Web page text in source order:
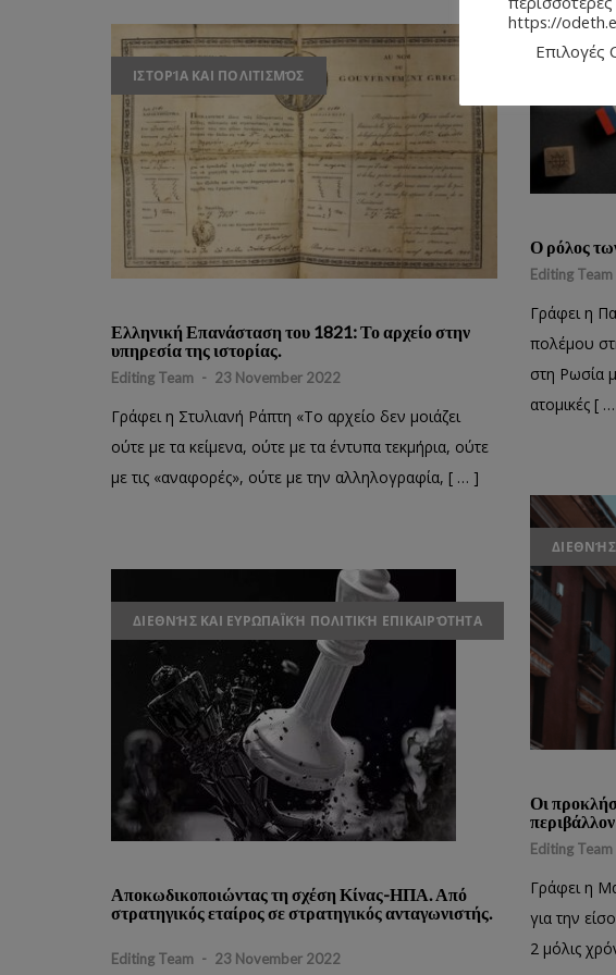
Ο ρόλος
Editing Team
Γράφει η
πολέμου
στη Ρωσία
ατομικές [
ΙΣΤΟΡΊΑ ΚΑΙ ΠΟΛΙΤΙΣΜΌΣ
Ελληνική Επανάσταση του 1821: Το αρχείο στην
υπηρεσία της ιστορίας.
Editing Team - 23 November 2022
Γράφει η Στυλιανή Ράπτη «Το αρχείο δεν μοιάζει
ούτε με τα κείμενα, ούτε με τα έντυπα τεκμήρια, ούτε
με τις «αναφορές», ούτε με την αλληλογραφία, [ … ]
ΔΙΕΘΝΉΣ
Οι
περιβάλλον
Editing Team
Γράφει η
για την
2 μόλις
ΔΙΕΘΝΉΣ ΚΑΙ ΕΥΡΩΠΑΪΚΉ ΠΟΛΙΤΙΚΉ ΕΠΙΚΑΙΡΌΤΗΤΑ
Αποκωδικοποιώντας τη σχέση Κίνας-ΗΠΑ. Από
στρατηγικός εταίρος σε στρατηγικός ανταγωνιστής.
Editing Team - 23 November 2022
https://
Επιλογές